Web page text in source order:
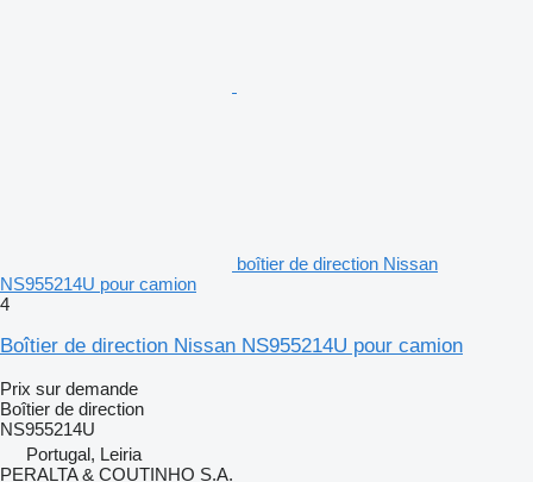
boîtier de direction Nissan
NS955214U pour camion
4
Boîtier de direction Nissan NS955214U pour camion
Prix sur demande
Boîtier de direction
NS955214U
Portugal, Leiria
PERALTA & COUTINHO S.A.